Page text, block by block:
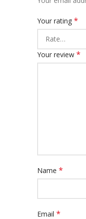
Your rating *
Your review *
Name *
Email *